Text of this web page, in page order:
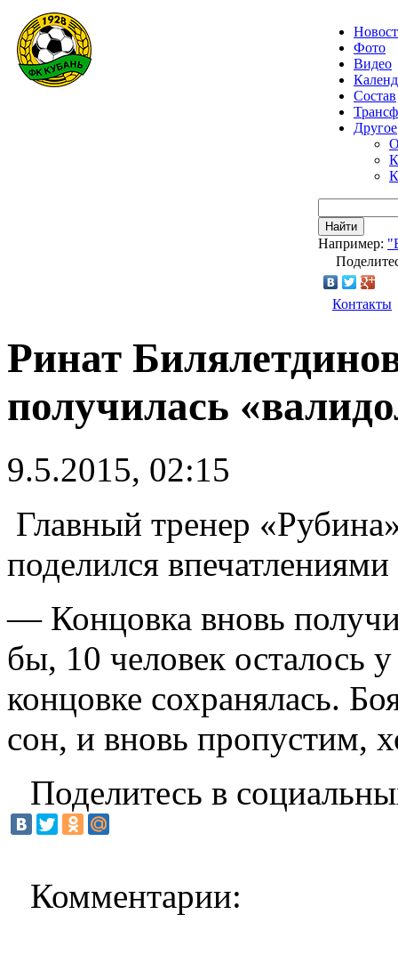
Фото
Видео
Состав
Другое
Найти
Например:
Контакты
Ринат
получилась
9.5.2015, 02:15
Главный тренер
поделился
— Концовка вновь
бы, 10 человек осталось
концовке сохранялась.
сон, и вновь пропустим,
Поделитесь в
Комментарии: